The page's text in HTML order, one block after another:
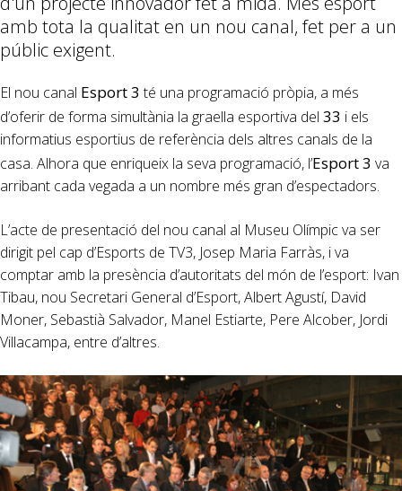
amb tota la qualitat en un nou canal, fet per a un
públic exigent.
El nou canal Esport 3té una programació pròpia, a més
d’oferir de forma simultània la graella esportiva del 33 i els
informatius esportius de referència dels altres canals de la
casa. Alhora que enriqueix la seva programació, l’Esport 3 va
arribant cada vegada a un nombre més gran d’espectadors.
L’acte de presentació del nou canal al Museu Olímpic va ser
dirigit pel cap d’Esports de TV3, Josep Maria Farràs, i va
comptar amb la presència d’autoritats del món de l’esport: Ivan
Tibau, nou Secretari General d’Esport, Albert Agustí, David
Moner, Sebastià Salvador, Manel Estiarte, Pere Alcober, Jordi
Villacampa, entre d’altres.